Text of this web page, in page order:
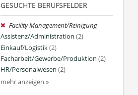
GESUCHTE BERUFSFELDER
Facility Management/Reinigung
Assistenz/Administration (2)
Einkauf/Logistik(2)
Facharbeit/Gewerbe/Produktion (2)
HR/Personalwesen (2)
mehr anzeigen »